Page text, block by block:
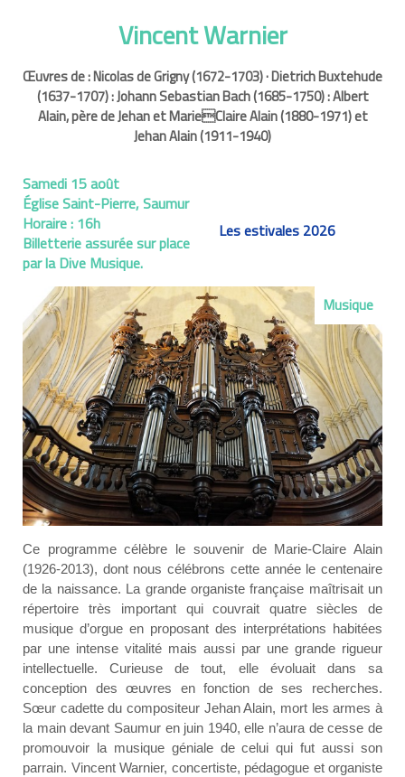
Vincent Warnier
Œuvres de : Nicolas de Grigny (1672-1703) · Dietrich Buxtehude
(1637-1707) : Johann Sebastian Bach (1685-1750) : Albert
Alain, père de Jehan et MarieClaire Alain (1880-1971) et
Jehan Alain (1911-1940)
Samedi 15 août
Église Saint-Pierre, Saumur
Horaire : 16h
Billetterie assurée sur place
par la Dive Musique.
Les estivales 2026
Musique
Ce programme célèbre le souvenir de Marie-Claire Alain
(1926-2013), dont nous célébrons cette année le centenaire
de la naissance. La grande organiste française maîtrisait un
répertoire très important qui couvrait quatre siècles de
musique d’orgue en proposant des interprétations habitées
par une intense vitalité mais aussi par une grande rigueur
intellectuelle. Curieuse de tout, elle évoluait dans sa
conception des œuvres en fonction de ses recherches.
Sœur cadette du compositeur Jehan Alain, mort les armes à
la main devant Saumur en juin 1940, elle n’aura de cesse de
promouvoir la musique géniale de celui qui fut aussi son
parrain. Vincent Warnier, concertiste, pédagogue et organiste